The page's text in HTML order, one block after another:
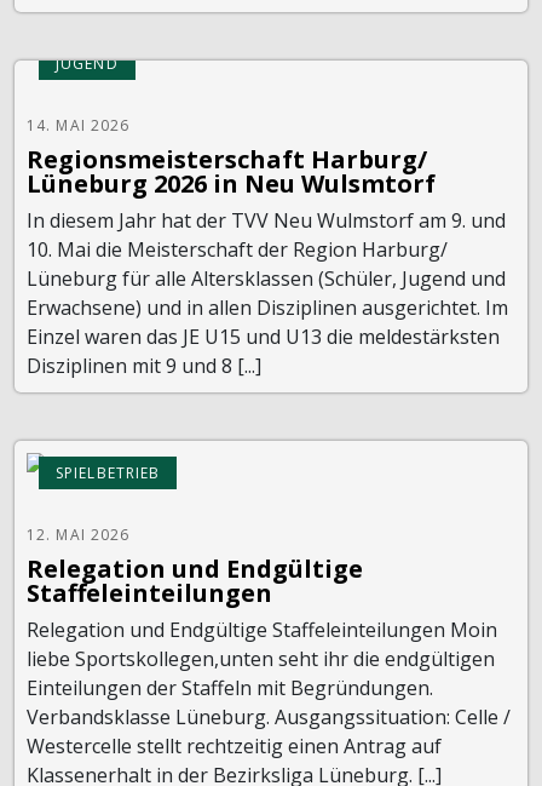
JUGEND
14. MAI 2026
Regionsmeisterschaft Harburg/
Lüneburg 2026 in Neu Wulsmtorf
In diesem Jahr hat der TVV Neu Wulmstorf am 9. und
10. Mai die Meisterschaft der Region Harburg/
Lüneburg für alle Altersklassen (Schüler, Jugend und
Erwachsene) und in allen Disziplinen ausgerichtet. Im
Einzel waren das JE U15 und U13 die meldestärksten
Disziplinen mit 9 und 8 [...]
SPIELBETRIEB
12. MAI 2026
Relegation und Endgültige
Staffeleinteilungen
Relegation und Endgültige Staffeleinteilungen Moin
liebe Sportskollegen,unten seht ihr die endgültigen
Einteilungen der Staffeln mit Begründungen.
Verbandsklasse Lüneburg. Ausgangssituation: Celle /
Westercelle stellt rechtzeitig einen Antrag auf
Klassenerhalt in der Bezirksliga Lüneburg. [...]